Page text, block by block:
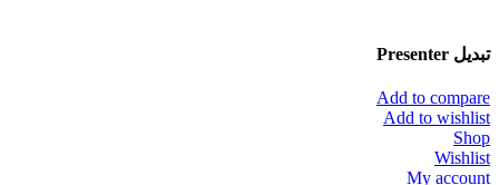
تبدیل Presenter
Add to compare
Add to wishlist
Shop
Wishlist
My account